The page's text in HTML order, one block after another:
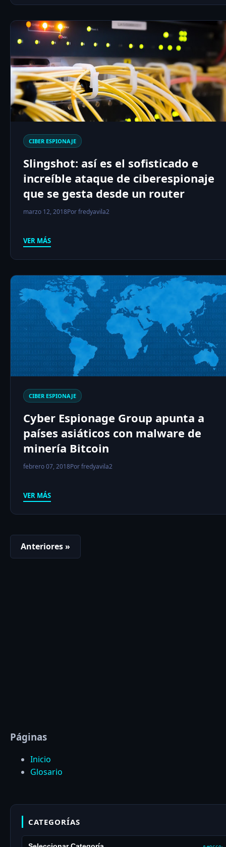
CIBER ESPIONAJE
Slingshot: así es el sofisticado e
increíble ataque de ciberespionaje
que se gesta desde un router
marzo 12, 2018Por fredyavila2
VER MÁS
CIBER ESPIONAJE
Cyber ​​Espionage Group apunta a
países asiáticos con malware de
minería Bitcoin
febrero 07, 2018Por fredyavila2
VER MÁS
Anteriores »
Páginas
Inicio
Glosario
CATEGORÍAS